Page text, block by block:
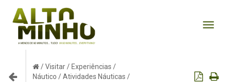
/Visitar/ Experiências /
Náutico /Atividades Náuticas /